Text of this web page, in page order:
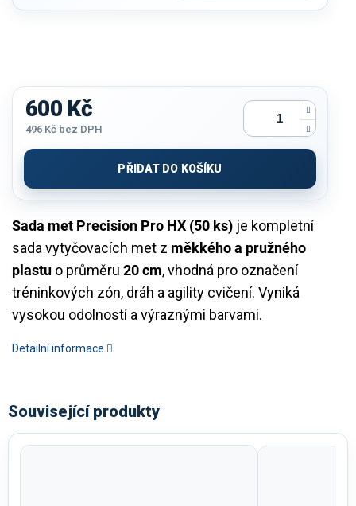
Sada met Precision Pro HX (50 ks) je kompletní
sada vytyčovacích met z měkkého a pružného
plastu o průměru 20 cm, vhodná pro označení
tréninkových zón, dráh a agility cvičení. Vyniká
vysokou odolností a výraznými barvami.
Detailní informace
600 Kč
496 Kč bez DPH
cena:
PŘIDAT DO KOŠÍKU
Související produkty